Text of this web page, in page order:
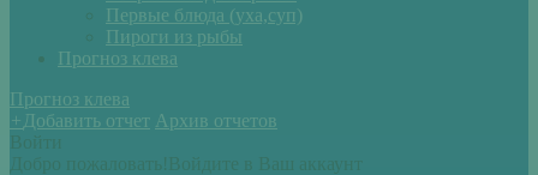
Первые блюда (уха,суп)
Пироги из рыбы
Прогноз клева
Прогноз клева
+ Добавить отчет Архив отчетов
Войти
Добро пожаловать! Войдите в Ваш аккаунт